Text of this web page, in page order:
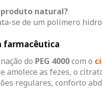
produto natural?
se de um polímero
farmacêutica
do PEG 4000com o
amolece as fezes, o
regulares, conforto